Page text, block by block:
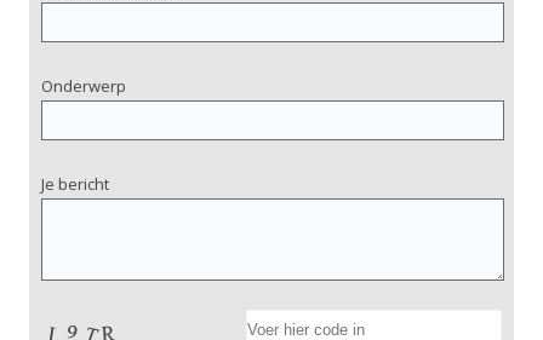
Onderwerp
Je bericht